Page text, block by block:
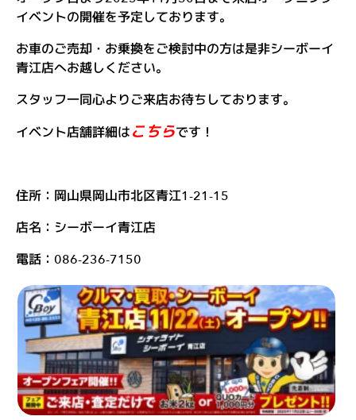
報
お
知
ら
せ
問
い
合
わ
せ
ス
ポ
ー
ツ
イベントの開催を予定しております。
お車のご売却・お乗換をご検討中の方は是非シーボーイ
青江店へお越しください。
スタッフ一同心よりご来店お待ちしております。
イベント店舗詳細はこちらです！
住所：岡山県岡山市北区青江1-21-15
店名：シーボーイ青江店
電話：086-236-7150